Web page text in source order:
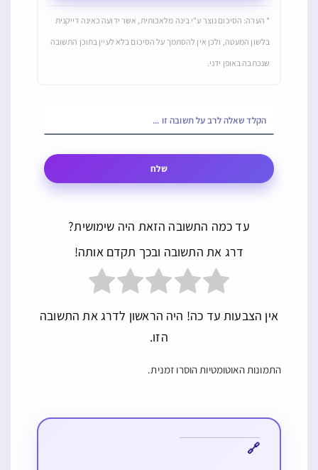
* הערה: הסיכום נוצר ע"י בינה מלאכותית, אשר ידועה כאינה דייקנית
בלשון המעטה, ולכן אין להסתמך על הסיכום בלא לעיין בתוכן התשובה
שנכתבה באופן ידני.
שלח
עד כמה התשובה הזאת היה שימושית?
דרג את התשובה ובכך תקדם אותה!
אין הצבעות עד כה! היה הראשון לדרג את התשובה
הזו.
התמונות האוטומטיות הוסרו זמנית.